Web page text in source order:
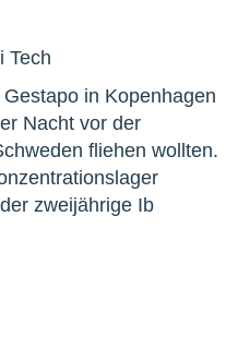
Tech
in Kopenhagen
Nacht vor der
fliehen wollten.
zweijährige Ib